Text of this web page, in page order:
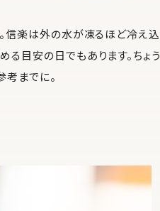
信楽は外の水が凍るほど冷え込
目安の日でもあります。ちょう
考までに。